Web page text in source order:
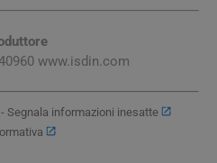
www.isdin.com
Segnala informazioni inesatte